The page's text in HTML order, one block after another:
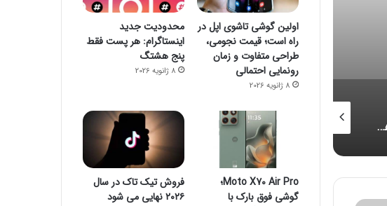
۱۶ برنامه آلوده از گوگل پلی پاک شدند
جیمز وب از توده اسرار آمیز تصویربرداری کرد
23 اکتبر 2022
اولین گوشی تاشوی اپل در
راه است؛ قیمت نجومی،
طراحی متفاوت و زمان
رونمایی احتمالی
8 ژانویه 2026
محدودیت جدید
اینستاگرام: هر پست فقط
پنج هشتگ
8 ژانویه 2026
Moto X70 Air Pro؛
گوشی فوق بارک با
فروش تیک تاک در سال
۲۰۲۶ نهایی می شود